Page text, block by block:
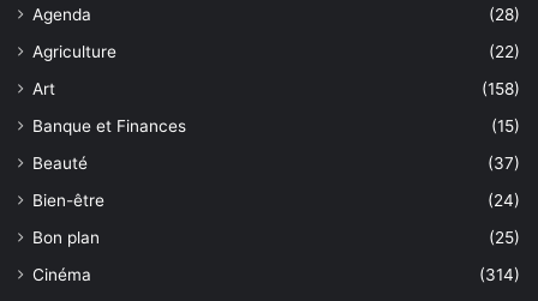
Agenda
(28)
Agriculture
(22)
Art
(158)
Banque et Finances
(15)
Beauté
(37)
Bien-être
(24)
Bon plan
(25)
Cinéma
(314)